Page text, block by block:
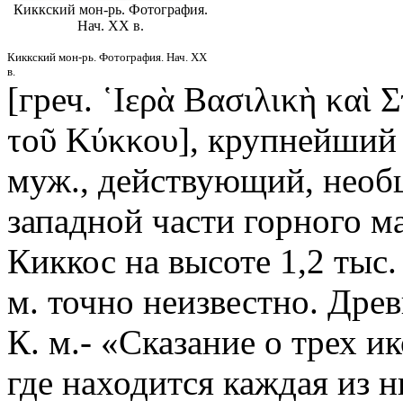
Киккский мон-рь. Фотография.
Нач. XX в.
Киккский мон-рь. Фотография. Нач. XX
в.
[греч. ῾Ιερὰ Βασιλικὴ
τοῦ Κύκκου],
муж., действующий,
западной части горного
Киккос на высоте 1,2
м. точно неизвестно.
К. м.- «Сказание о трех
где находится каждая из